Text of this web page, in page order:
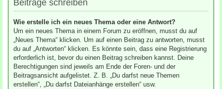
Beiträge schreiben
Wie erstelle ich ein neues Thema oder eine Antwort?
Um ein neues Thema in einem Forum zu eröffnen, musst du auf
„Neues Thema“ klicken. Um auf einen Beitrag zu antworten, musst
du auf „Antworten“ klicken. Es könnte sein, dass eine Registrierung
erforderlich ist, bevor du einen Beitrag schreiben kannst. Deine
Berechtigungen sind jeweils am Ende der Foren- und der
Beitragsansicht aufgelistet. Z. B. „Du darfst neue Themen
erstellen“, „Du darfst Dateianhänge erstellen“ usw.